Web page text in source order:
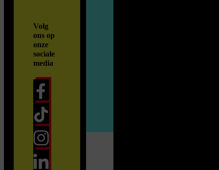
Volg
ons op
onze
sociale
media